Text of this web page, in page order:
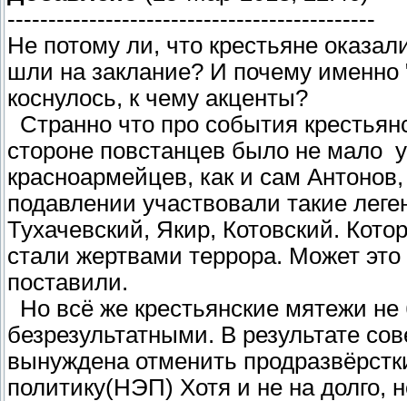
---------------------------------------------
Не потому ли, что крестьяне
шли на заклание? И почему именно
коснулось, к чему акценты?
Странно что про события
стороне повстанцев было не мало
красноармейцев, как и сам
подавлении участвовали такие
Тухачевский, Якир, Котовский.
стали жертвами террора. Может
поставили.
Но всё же крестьянские мятежи
безрезультатными. В результате
вынуждена отменить
политику(НЭП) Хотя и не на долго,